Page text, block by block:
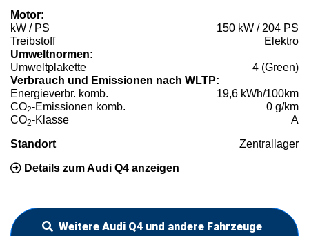
Motor:
kW / PS
150 kW / 204 PS
Treibstoff
Elektro
Umweltnormen:
Umweltplakette
4 (Green)
Verbrauch und Emissionen nach WLTP:
Energieverbr. komb.
19,6 kWh/100km
CO2-Emissionen komb.
0 g/km
CO2-Klasse A
Standort Zentrallager
Details zum Audi Q4 anzeigen
Weitere Audi Q4 und andere Fahrzeuge